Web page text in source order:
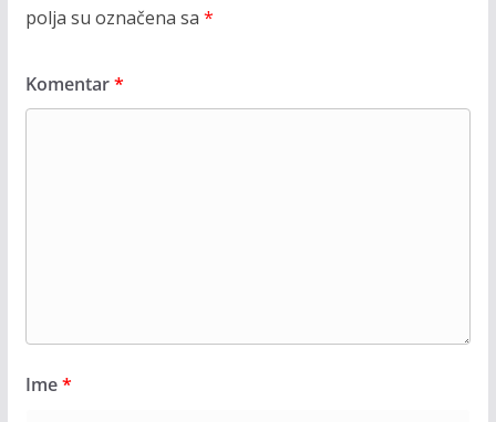
polja su označena sa *
Komentar*
Ime*